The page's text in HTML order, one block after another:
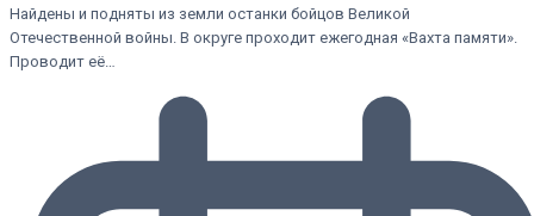
Найдены и подняты из земли останки бойцов Великой
Отечественной войны. В округе проходит ежегодная «Вахта памяти».
Проводит её…